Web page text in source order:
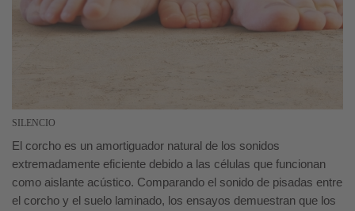
SILENCIO
El corcho es un amortiguador natural de los sonidos
extremadamente eficiente debido a las células que funcionan
como aislante acústico. Comparando el sonido de pisadas entre
el corcho y el suelo laminado, los ensayos demuestran que los